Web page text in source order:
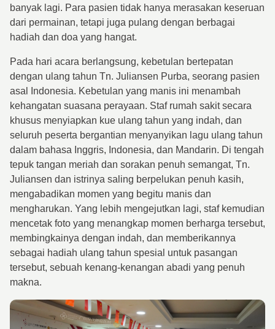
banyak lagi. Para pasien tidak hanya merasakan keseruan
dari permainan, tetapi juga pulang dengan berbagai
hadiah dan doa yang hangat.
Pada hari acara berlangsung, kebetulan bertepatan
dengan ulang tahun Tn. Juliansen Purba, seorang pasien
asal Indonesia. Kebetulan yang manis ini menambah
kehangatan suasana perayaan. Staf rumah sakit secara
khusus menyiapkan kue ulang tahun yang indah, dan
seluruh peserta bergantian menyanyikan lagu ulang tahun
dalam bahasa Inggris, Indonesia, dan Mandarin. Di tengah
tepuk tangan meriah dan sorakan penuh semangat, Tn.
Juliansen dan istrinya saling berpelukan penuh kasih,
mengabadikan momen yang begitu manis dan
mengharukan. Yang lebih mengejutkan lagi, staf kemudian
mencetak foto yang menangkap momen berharga tersebut,
membingkainya dengan indah, dan memberikannya
sebagai hadiah ulang tahun spesial untuk pasangan
tersebut, sebuah kenang-kenangan abadi yang penuh
makna.